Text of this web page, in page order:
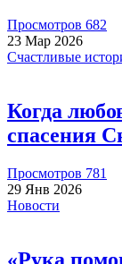
7500.00
Просмотров 682
23 Мар 2026
Счастливые
Когда
спасения
Просмотров 781
29 Янв 2026
Новости
«Рука